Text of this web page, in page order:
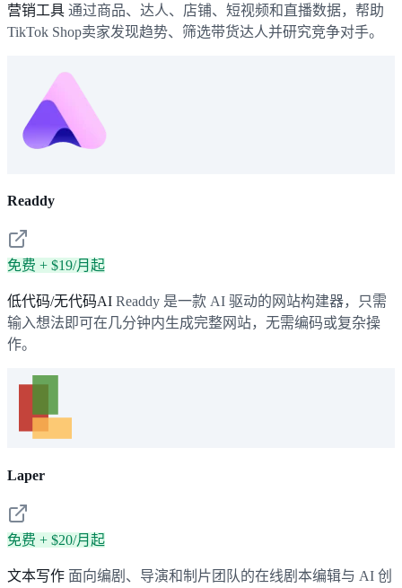
营销工具 通过商品、达人、店铺、短视频和直播数据，帮助
TikTok Shop卖家发现趋势、筛选带货达人并研究竞争对手。
Readdy
免费 + $19/月起
低代码/无代码AI Readdy 是一款 AI 驱动的网站构建器，只需
输入想法即可在几分钟内生成完整网站，无需编码或复杂操
作。
Laper
免费 + $20/月起
文本写作 面向编剧、导演和制片团队的在线剧本编辑与 AI 创